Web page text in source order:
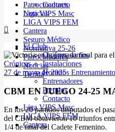
Patrocinadores
Noticias
El Club
Quiénes somos
Instalaciones
Horarios
Entrenadores
Premios
Contacto
Liga VIPS Masc
LIGA VIPS FEM
Cantera
Contacto
Liga VIPS Masc
LIGA VIPS FEM
Cantera
Seguro Médico
Normativa 25-26
Patrocinadores
Noticias
Tienda
Crónicas
27 de mayo de 2025
CBM EN JUEGO 24-25
En los 20 partidos disputados el
del CBM obtuvieron 10 triunfos
1/4 de final del Cadete Femenino.